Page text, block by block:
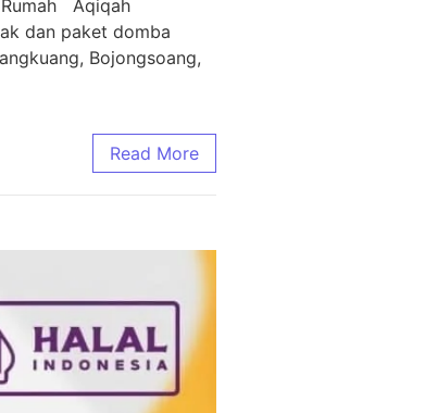
Rumah Aqiqah
dan paket domba
Bojongsoang,
Read More